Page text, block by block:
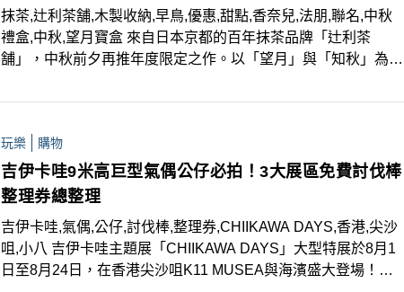
抹茶,辻利茶舗,木製收納,早鳥,優惠,甜點,香奈兒,法朋,聯名,中秋
禮盒,中秋,望月寶盒 來自日本京都的百年抹茶品牌「辻利茶
舗」，中秋前夕再推年度限定之作。以「望月」與「知秋」為
典茶香與精選茶點。今年更首度攜手甜點界的香奈兒「法朋烘焙
盒」與「茶香藏韻聯名禮盒」三款中秋聯名禮盒。活動期間還可
享早鳥優惠，抹茶控別錯過！
玩樂 購物
吉伊卡哇9米高巨型氣偶公仔必拍！3大展區免費討伐棒
整理券總整理
吉伊卡哇,氣偶,公仔,討伐棒,整理券,CHIIKAWA DAYS,香港,尖沙
咀,小八 吉伊卡哇主題展「CHIIKAWA DAYS」大型特展於8月1
日至8月24日，在香港尖沙咀K11 MUSEA與海濱盛大登場！現